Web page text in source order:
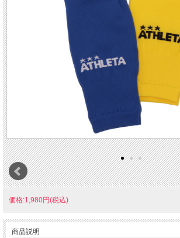
価格:1,980円(税込)
商品説明